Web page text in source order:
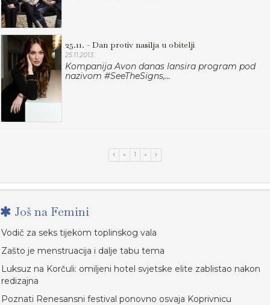
25.11. - Dan protiv nasilja u obitelji
25.11.2013.
Kompanija Avon danas lansira program pod
nazivom #SeeTheSigns,...
« 1 »
Još na Femini
Vodič za seks tijekom toplinskog vala
Zašto je menstruacija i dalje tabu tema
Luksuz na Korčuli: omiljeni hotel svjetske elite zablistao nakon
redizajna
Poznati Renesansni festival ponovno osvaja Koprivnicu